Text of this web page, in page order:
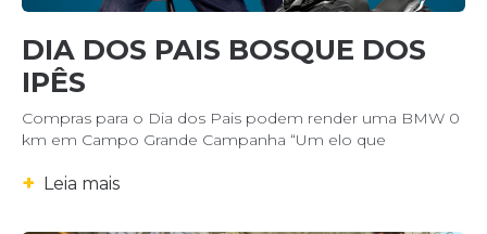
DIA DOS PAIS BOSQUE DOS
IPÊS
Compras para o Dia dos Pais podem render uma BMW 0
km em Campo Grande Campanha “Um elo que
+ Leia mais